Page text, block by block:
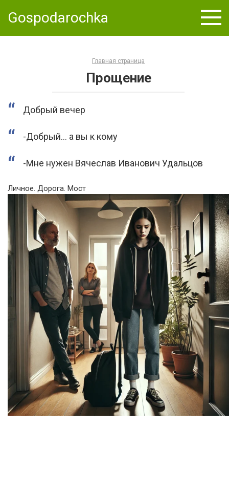
Gospodarochka
Главная страница
Прощение
Добрый вечер
-Добрый… а вы к кому
-Мне нужен Вячеслав Иванович Удальцов
Личное. Дорога. Мост